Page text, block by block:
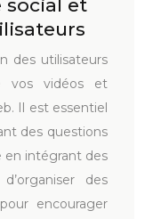
social et
des utilisateurs
vos vidéos et
Il est essentiel
des questions
en intégrant des
des
encourager